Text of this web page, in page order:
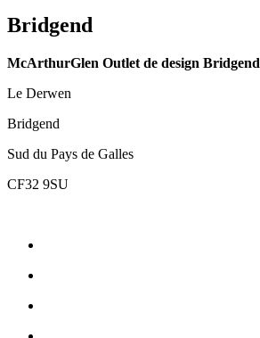
Bridgend
McArthurGlen Outlet de design Bridgend
Le Derwen
Bridgend
Sud du Pays de Galles
CF32 9SU